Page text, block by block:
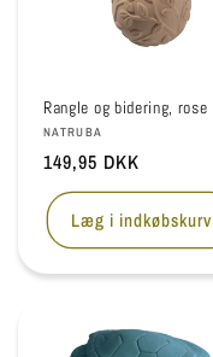
Rangle og bidering, rose
Forhandler:
NATRUBA
Normalpris
149,95 DKK
Læg i indkøbskurv